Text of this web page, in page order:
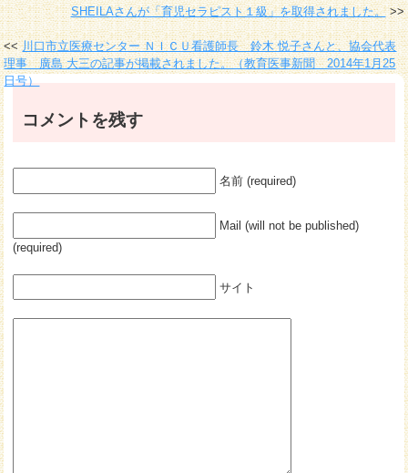
SHEILAさんが「育児セラピスト１級」を取得されました。
川口市立医療センター ＮＩＣＵ看護師長 鈴木 悦子さんと、協会代表
理事 廣島 大三の記事が掲載されました。（教育医事新聞 2014年1月25
日号）
コメントを残す
名前 (required)
Mail (will not be published)
(required)
サイト